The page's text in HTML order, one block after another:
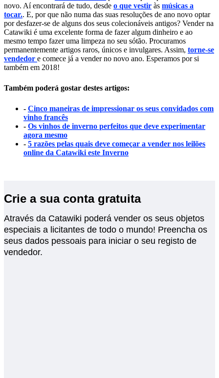
novo. Aí encontrará de tudo, desde o que vestir às músicas a
tocar.. E, por que não numa das suas resoluções de ano novo optar
por desfazer-se de alguns dos seus colecionáveis antigos? Vender na
Catawiki é uma excelente forma de fazer algum dinheiro e ao
mesmo tempo fazer uma limpeza no seu sótão. Procuramos
permanentemente artigos raros, únicos e invulgares. Assim, torne-se
vendedor e comece já a vender no novo ano. Esperamos por si
também em 2018!
Também poderá gostar destes artigos:
- Cinco maneiras de impressionar os seus convidados com
vinho francês
- Os vinhos de inverno perfeitos que deve experimentar
agora mesmo
- 5 razões pelas quais deve começar a vender nos leilões
online da Catawiki este Inverno
Crie a sua conta gratuita
Através da Catawiki poderá vender os seus objetos
especiais a licitantes de todo o mundo! Preencha os
seus dados pessoais para iniciar o seu registo de
vendedor.